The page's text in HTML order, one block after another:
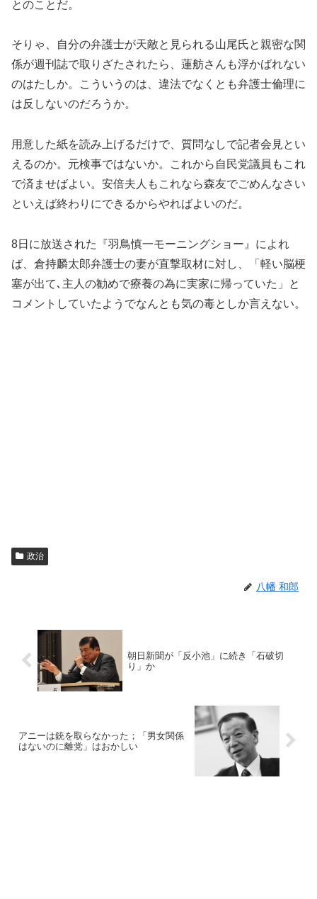
とのことだ。
そりゃ、自分の弁護士が天敵と見られる山尾氏と親密な関
係が週刊誌で取りざたされたら、蓮舫さんも浮かばれない
のはたしか。こういうのは、違法でなくとも弁護士倫理に
は反しないのだろうか。
用意した紙を読み上げるだけで、質問なしで記者会見とい
えるのか。元検事ではないか。これから自民党議員もこれ
で済ませばよい。安倍夫人もこれなら森友でごめんなさい
といえば終わりにできるからやればよいのだ。
8日に放送された『羽鳥慎一モーニングショー』によれ
ば、倉持麟太郎弁護士の妻が直撃取材に対し、「軽い脳梗
塞が出て､主人の勧めで療養の為に実家に帰っていた」と
コメントしていたようでなんとも気の毒としか言えない。
政治
八幡 和郎
朝日新聞が「反小池」に続き「石破切
り」か
アニーは銃を取らなかった；「男女関係
はないのに離党」はおかしい